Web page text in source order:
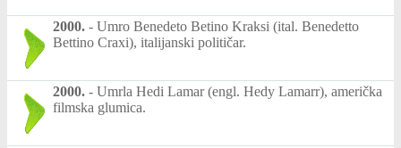
2000. - Umro Benedeto Betino Kraksi (ital. Benedetto
Bettino Craxi), italijanski političar.
2000. - Umrla Hedi Lamar (engl. Hedy Lamarr), američka
filmska glumica.